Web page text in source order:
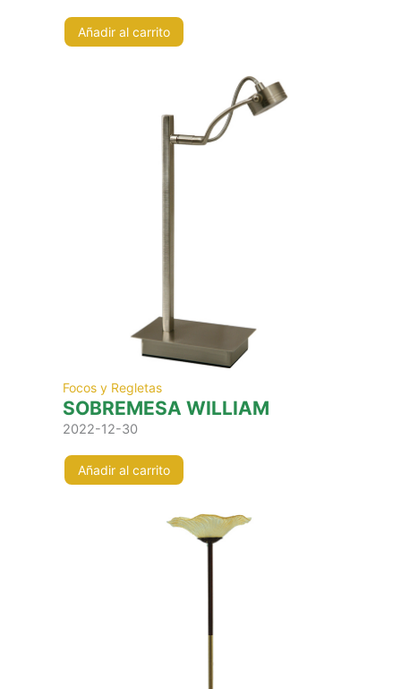
Añadir al carrito
Focos y Regletas
SOBREMESA WILLIAM
2022-12-30
Añadir al carrito